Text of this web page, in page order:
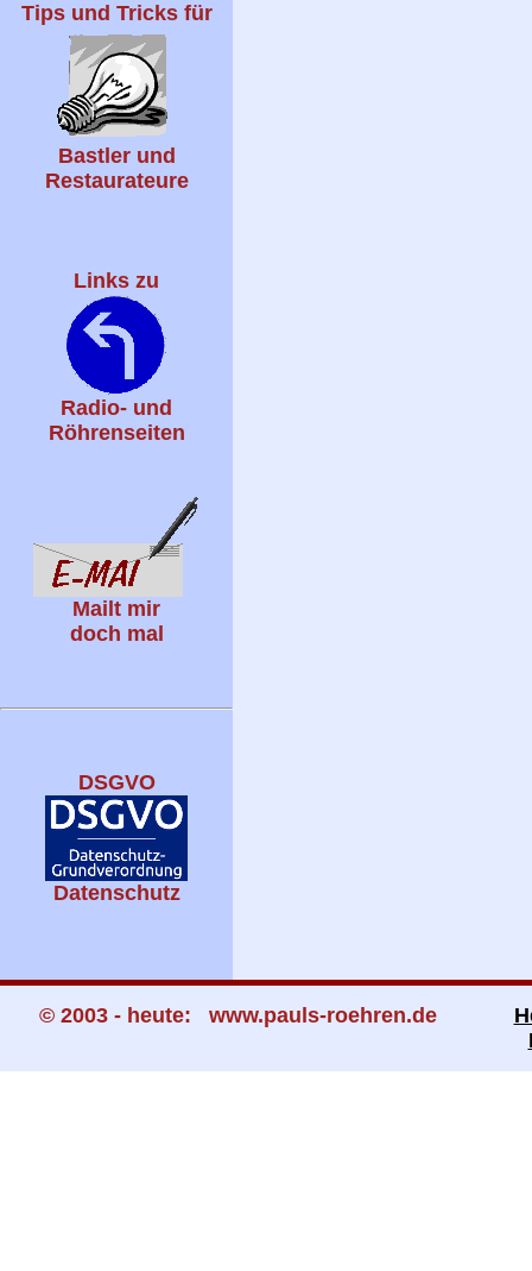
Tips und Tricks für
Bastler und
Restaurateure
Links zu
Radio- und
Röhrenseiten
Mailt mir
doch mal
DSGVO
Datenschutz
© 2003 - heute: www.pauls-roehren.de